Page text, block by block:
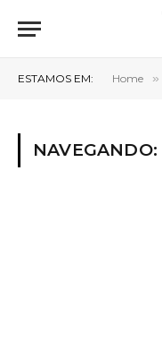
ESTAMOS EM: Home »
NAVEGANDO: